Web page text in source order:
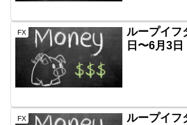
FX
ループイフ
日〜6月3日
FX
ループイフ